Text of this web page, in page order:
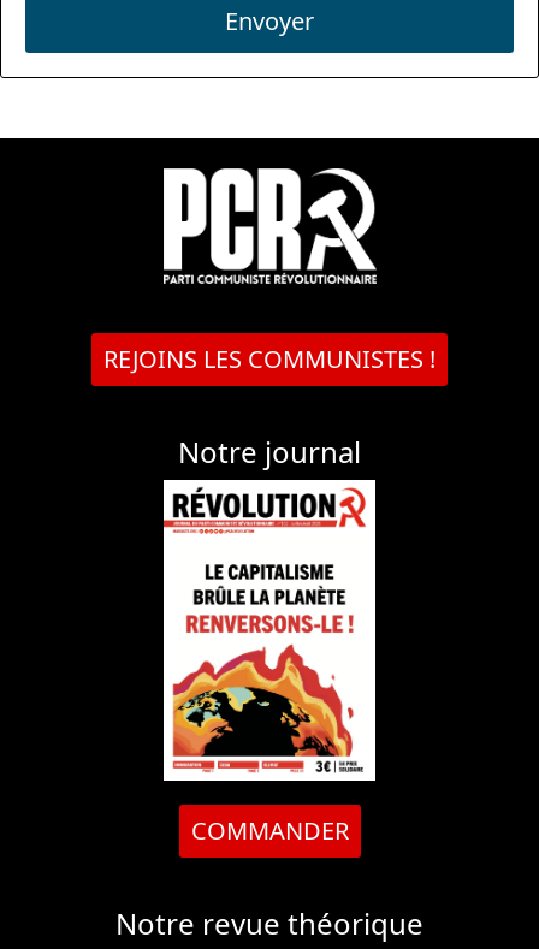
Envoyer
REJOINS LES COMMUNISTES !
Notre journal
COMMANDER
Notre revue théorique